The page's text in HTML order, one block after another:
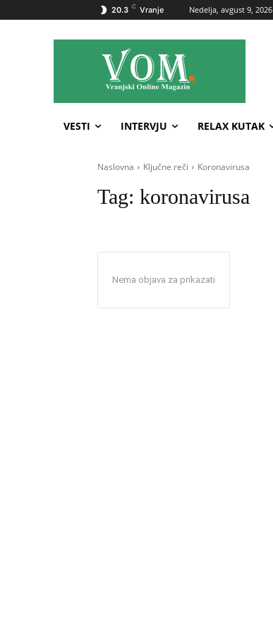
20.3 C Vranje Nedelja, avgust 9, 2026
VESTI INTERVJU RELAX KUTAK
Naslovna Ključne reči Koronavirusa
Tag: koronavirusa
Nema objava za prikazati